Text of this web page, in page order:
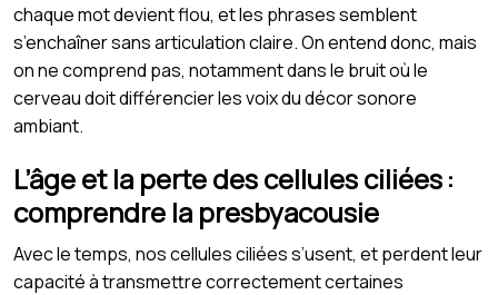
chaque mot devient flou, et les phrases semblent
s’enchaîner sans articulation claire. On entend donc, mais
on ne comprend pas, notamment dans le bruit où le
cerveau doit différencier les voix du décor sonore
ambiant.
L’âge et la perte des cellules ciliées :
comprendre la presbyacousie
Avec le temps, nos cellules ciliées s’usent, et perdent leur
capacité à transmettre correctement certaines